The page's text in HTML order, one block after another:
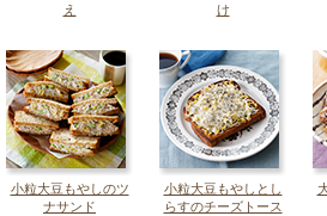
え
け
小粒大豆もやしのツ
ナサンド
小粒大豆もやしとし
らすのチーズトース